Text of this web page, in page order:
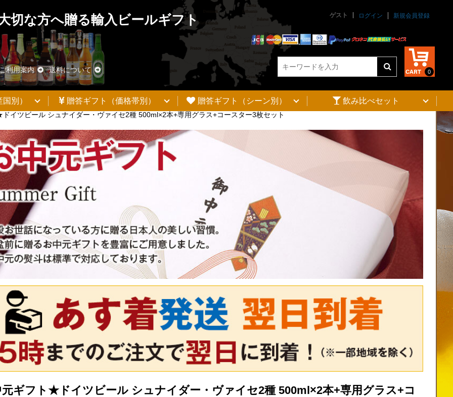
切な方へ贈る輸入ビールギフト ゲスト ログイン 新規会員登録
0
利用案内 送料について
別） 贈答ギフト（価格帯別） 贈答ギフト（シーン別） 飲み比べセット
イツビール シュナイダー・ヴァイセ2種 500ml×2本+専用グラス+コースター3枚セット
ギフト★ドイツビール シュナイダー・ヴァイセ2種 500ml×2本+専用グラス+コ